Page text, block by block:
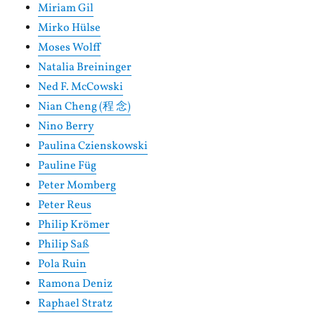
Miriam Gil
Mirko Hülse
Moses Wolff
Natalia Breininger
Ned F. McCowski
Nian Cheng (程 念)
Nino Berry
Paulina Czienskowski
Pauline Füg
Peter Momberg
Peter Reus
Philip Krömer
Philip Saß
Pola Ruin
Ramona Deniz
Raphael Stratz